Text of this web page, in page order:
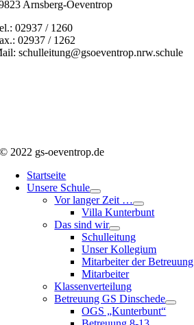
Arnsberg-Oeventrop
02937 / 1260
02937 / 1262
schulleitung@gsoeventrop.nrw.schule
© 2022 gs-oeventrop.de
Startseite
Unsere Schule
Vor langer Zeit …
Villa Kunterbunt
Das sind wir
Schulleitung
Unser Kollegium
Mitarbeiter der Betreuung
Mitarbeiter
Klassenverteilung
Betreuung GS Dinschede
OGS „Kunterbunt“